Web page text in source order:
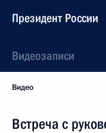
Президент России
Видеозаписи
Видео
Встреча с